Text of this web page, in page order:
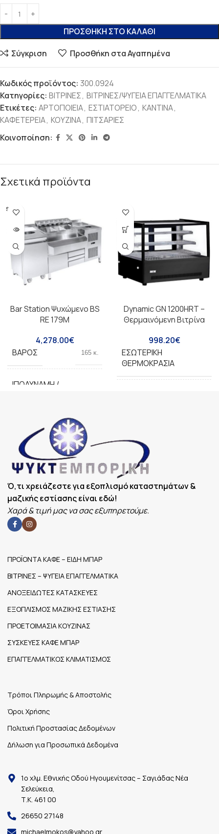
ΠΡΟΣΘΉΚΗ ΣΤΟ ΚΑΛΆΘΙ
Σύγκριση Προσθήκη στα Αγαπημένα
Κωδικός προϊόντος: 300.0924
Κατηγορίες: ΒΙΤΡΙΝΕΣ, ΒΙΤΡΙΝΕΣ/ΨΥΓΕΙΑ ΕΠΑΓΓΕΛΜΑΤΙΚΑ
Ετικέτες: ΑΡΤΟΠΟΙΕΙΑ, ΕΣΤΙΑΤΟΡΕΙΟ, ΚΑΝΤΙΝΑ,
ΚΑΦΕΤΕΡΕΙΑ, ΚΟΥΖΙΝΑ, ΠΙΤΣΑΡΙΕΣ
Κοινοποίηση:
Σχετικά προϊόντα
SOLD O
UT
Bar Station Ψυχώμενο BS
RE 179M
4,278.00€
ΒΆΡΟΣ
165 κ.
ΙΠΟΔΎΝΑΜΗ /
165Kg
ΕΛΆΧΙΣΤΗ
ΘΕΡΜΟΚΡΑΣΊΑ ©
-1
ΜΈΓΙΣΤΗ
ΘΕΡΜΟΚΡΑΣΊΑ (C)
Dynamic GN 1200HRT –
Θερμαινόμενη Βιτρίνα
998.20€
ΕΣΩΤΕΡΙΚΉ
ΘΕΡΜΟΚΡΑΣΊΑ
ΜΗΧΑΝΉΜΑΤΟΣ
ΔΙΑΣΤΆΣΕΙΣ
ΜΗΧΑΝΉΜΑΤΟΣ
ΧΩΡΗΤΙΚΌΤΗΤΑ
Ό,τι χρειάζεστε για εξοπλισμό καταστημάτων &
μαζικής εστίασης είναι εδώ!
Χαρά & τιμή μας να σας εξυπηρετούμε.
ΠΡΟΪΟΝΤΑ ΚΑΦΕ – ΕΙΔΗ ΜΠΑΡ
ΒΙΤΡΙΝΕΣ – ΨΥΓΕΙΑ ΕΠΑΓΓΕΛΜΑΤΙΚΑ
ΑΝΟΞΕΙΔΩΤΕΣ ΚΑΤΑΣΚΕΥΕΣ
ΕΞΟΠΛΙΣΜΟΣ ΜΑΖΙΚΗΣ ΕΣΤΙΑΣΗΣ
ΠΡΟΕΤΟΙΜΑΣΙΑ ΚΟΥΖΙΝΑΣ
ΣΥΣΚΕΥΕΣ ΚΑΦΕ ΜΠΑΡ
ΕΠΑΓΓΕΛΜΑΤΙΚΟΣ ΚΛΙΜΑΤΙΣΜΟΣ
Τρόποι Πληρωμής & Αποστολής
Όροι Χρήσης
Πολιτική Προστασίας Δεδομένων
Δήλωση για Προσωπικά Δεδομένα
1ο χλμ. Εθνικής Οδού Ηγουμενίτσας – Σαγιάδας Νέα
Σελεύκεια,
Τ.Κ. 461 00
26650 27148
michaelmokos@yahoo.gr